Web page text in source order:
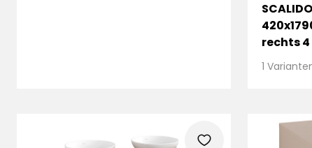
rechts
N/K/N
1
heart